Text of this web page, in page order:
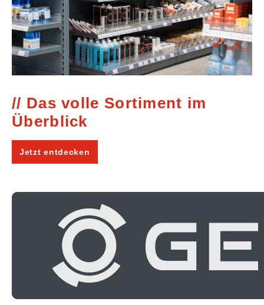
Das volle Sortiment im
Überblick
Jetzt entdecken